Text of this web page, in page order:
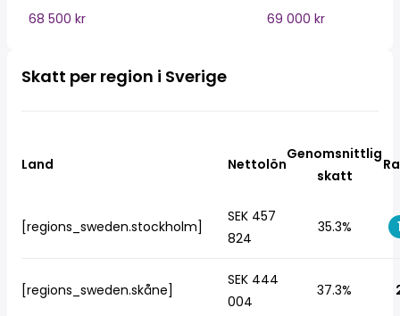
68 500 kr
69 000 kr
Skatt per region i Sverige
Land Nettolön
Genomsnittlig
skatt
[regions_sweden.stockholm]
SEK 457
824
35.3%
[regions_sweden.skåne]
SEK 444
004
37.3%